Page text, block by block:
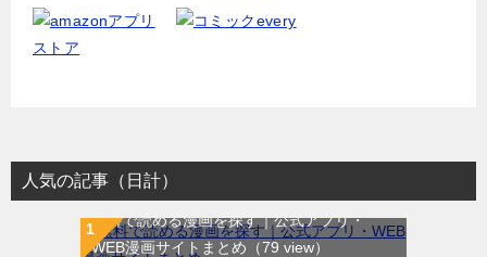
人気の記事（日計）
無料で読める漫画を探す｜公式アプリ・
WEB漫画サイトまとめ （79 view）